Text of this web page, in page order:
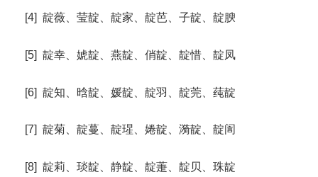
[4] 靛薇、莹靛、靛家、靛芭、子靛、靛腴
[5] 靛幸、婋靛、燕靛、俏靛、靛惜、靛凤
[6] 靛知、晗靛、媛靛、靛羽、靛莞、莼靛
[7] 靛菊、靛蔓、靛瑆、婘靛、漪靛、靛訚
[8] 靛莉、琰靛、静靛、靛萐、靛贝、珠靛